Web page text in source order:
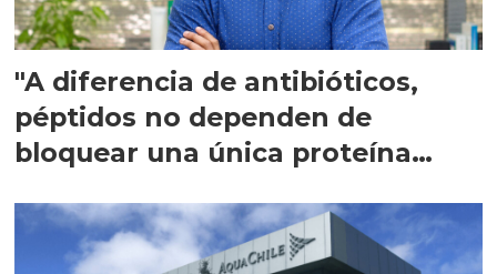
"A diferencia de antibióticos,
péptidos no dependen de
bloquear una única proteína